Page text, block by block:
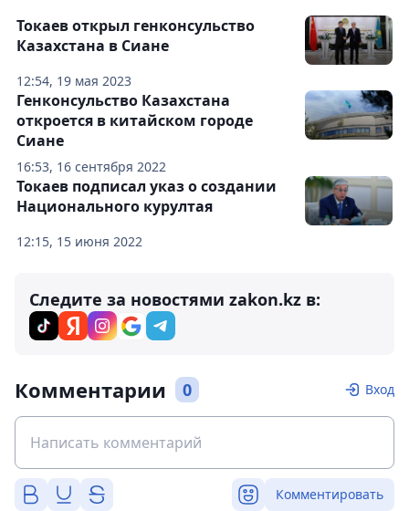
12:54, 19 мая 2023
Токаев открыл генконсульство
Казахстана в Сиане
16:53, 16 сентября 2022
Генконсульство Казахстана
откроется в китайском городе
Сиане
12:15, 15 июня 2022
Токаев подписал указ о создании
Национального курултая
Следите за новостями zakon.kz в:
Комментарии 0 Вход
Комментировать